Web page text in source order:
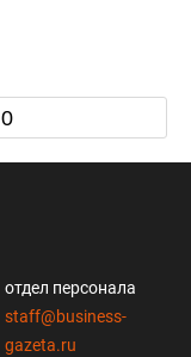
0
отдел персонала
staff@business-
gazeta.ru